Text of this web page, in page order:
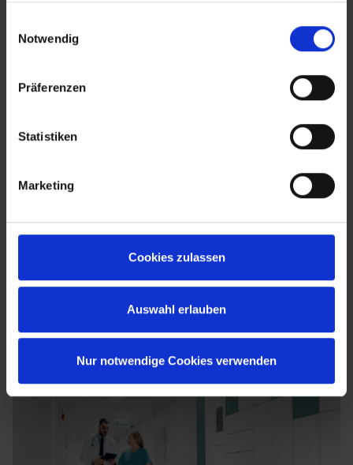
Notwendig
Präferenzen
Statistiken
Marketing
Cookies zulassen
Auswahl erlauben
Nur notwendige Cookies verwenden